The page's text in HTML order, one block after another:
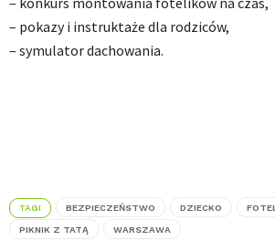
– pokazy i instruktaże dla rodziców,
– symulator dachowania.
TAGI BEZPIECZEŃSTWO DZIECKO
PIKNIK Z TATĄ WARSZAWA